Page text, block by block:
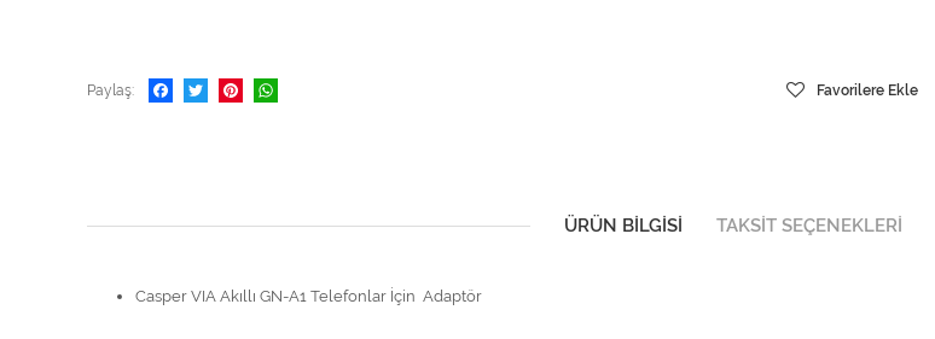
Paylaş Favorilere Ekle
ÜRÜN BILGISI TAKSIT SEÇENEKLERI
Casper VIA Akıllı GN-A1 Telefonlar İçin Adaptör